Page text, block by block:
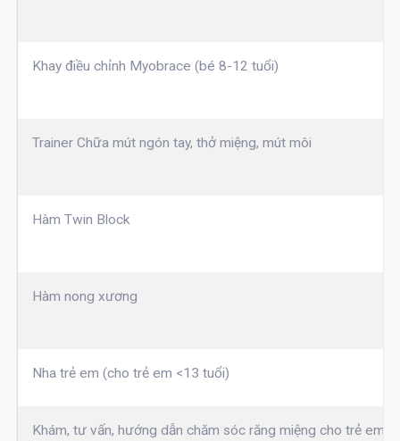
Khay điều chỉnh Myobrace (bé 8-12 tuổi)
Trainer Chữa mút ngón tay, thở miệng, mút môi
Hàm Twin Block
Hàm nong xương
Nha trẻ em (cho trẻ em <13 tuổi)
Khám, tư vấn, hướng dẫn chăm sóc răng miệng cho trẻ em